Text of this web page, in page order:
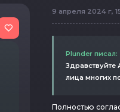
9 апреля 2024 г,
Plunder писал:
Здравствуйте
лица многих
Полностью